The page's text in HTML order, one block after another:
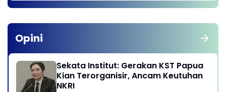
Opini
Sekata Institut: Gerakan KST Papua
Kian Terorganisir, Ancam Keutuhan
NKRI